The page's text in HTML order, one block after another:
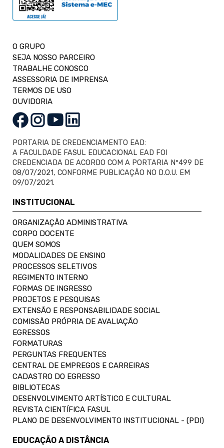
O GRUPO
SEJA NOSSO PARCEIRO
TRABALHE CONOSCO
ASSESSORIA DE IMPRENSA
TERMOS DE USO
OUVIDORIA
PORTARIA DE CREDENCIAMENTO EAD:
A FACULDADE FASUL EDUCACIONAL EAD FOI
CREDENCIADA DE ACORDO COM A PORTARIA Nº499 DE
08/07/2021, CONFORME PUBLICAÇÃO NO D.O.U. EM
09/07/2021.
INSTITUCIONAL
ORGANIZAÇÃO ADMINISTRATIVA
CORPO DOCENTE
QUEM SOMOS
MODALIDADES DE ENSINO
PROCESSOS SELETIVOS
REGIMENTO INTERNO
FORMAS DE INGRESSO
PROJETOS E PESQUISAS
EXTENSÃO E RESPONSABILIDADE SOCIAL
COMISSÃO PRÓPRIA DE AVALIAÇÃO
EGRESSOS
FORMATURAS
PERGUNTAS FREQUENTES
CENTRAL DE EMPREGOS E CARREIRAS
CADASTRO DO EGRESSO
BIBLIOTECAS
DESENVOLVIMENTO ARTÍSTICO E CULTURAL
REVISTA CIENTÍFICA FASUL
PLANO DE DESENVOLVIMENTO INSTITUCIONAL - (PDI)
EDUCAÇÃO A DISTÂNCIA